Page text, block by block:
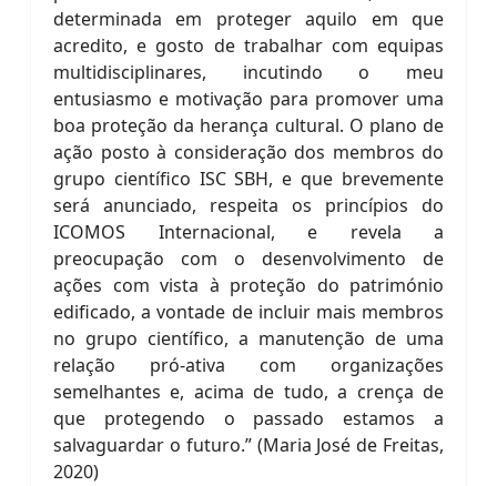
determinada em proteger aquilo em que
acredito, e gosto de trabalhar com equipas
multidisciplinares, incutindo o meu
entusiasmo e motivação para promover uma
boa proteção da herança cultural. O plano de
ação posto à consideração dos membros do
grupo científico ISC SBH, e que brevemente
será anunciado, respeita os princípios do
ICOMOS Internacional, e revela a
preocupação com o desenvolvimento de
ações com vista à proteção do património
edificado, a vontade de incluir mais membros
no grupo científico, a manutenção de uma
relação pró-ativa com organizações
semelhantes e, acima de tudo, a crença de
que protegendo o passado estamos a
salvaguardar o futuro.” (Maria José de Freitas,
2020)